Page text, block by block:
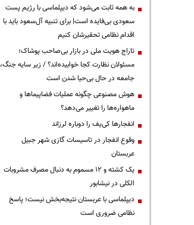
به همه ثابت می‌شود که دیپلماسی با رژیم پست
سعودی بی‌فایده است| برای تنبیه آل‌سعود باید با
اقدام نظامی تحقیرشان کنیم
تاراج هویت ملی در بازار بی‌صاحب پوشاک؛
مسئولان نظارت کجا خوابیده‌اند؟ / زیر سایه جنگ،
جامعه در حال بی‌حیا شدن است
هوش مصنوعی چگونه عملیات فضاپیماها و
ماهواره‌ها را تغییر می‌دهد؟
انفجارها کی‌یف را دوباره لرزاند
وقوع انفجار در تاسیسات گازی شهر جبیل
عربستان
یک کشته و ۱۲ مسموم به دنبال مصرف مشروبات
الکلی در نیشابور
دیپلماسی با عربستان نتیجه‌بخش نیست؛ پاسخ
نظامی ضروری است